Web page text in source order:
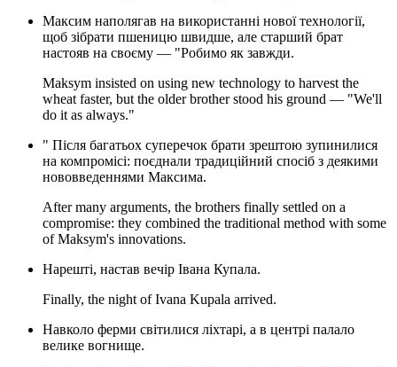
Максим наполягав на використанні нової технології,
щоб зібрати пшеницю швидше, але старший брат
настояв на своєму — "Робимо як завжди.
Maksym insisted on using new technology to harvest the
wheat faster, but the older brother stood his ground — "We'll
do it as always."
" Після багатьох суперечок брати зрештою зупинилися
на компромісі: поєднали традиційний спосіб з деякими
нововведеннями Максима.
After many arguments, the brothers finally settled on a
compromise: they combined the traditional method with some
of Maksym's innovations.
Нарешті, настав вечір Івана Купала.
Finally, the night of Ivana Kupala arrived.
Навколо ферми світилися ліхтарі, а в центрі палало
велике вогнище.